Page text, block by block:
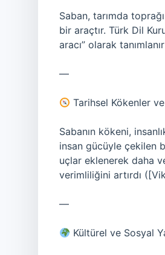
Saban, tarımda
bir araçtır. Türk Dil
aracı” olarak
—
Tarihsel Kökenler
Sabanın kökeni,
insan gücüyle çekilen
uçlar eklenerek daha
verimliliğini artırdı
—
Kültürel ve Sosyal